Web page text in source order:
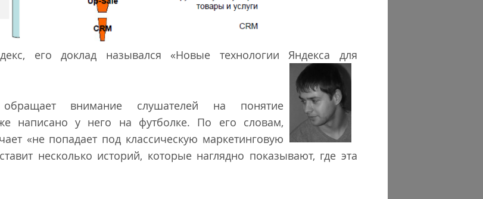
его доклад назывался «Новые технологии Яндекса для
внимание слушателей на понятие
написано у него на футболке. По его словам,
«не попадает под классическую маркетинговую
несколько историй, которые наглядно показывают, где эта